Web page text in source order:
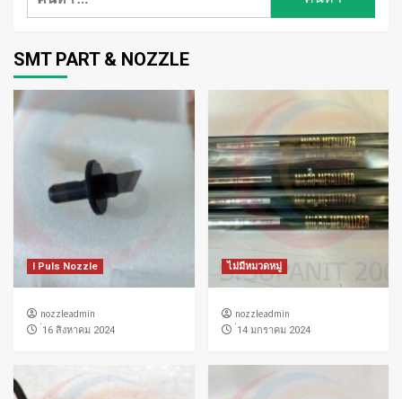
SMT PART & NOZZLE
I Puls Nozzle
nozzleadmin
่16 สิงหาคม 2024
ไม่มีหมวดหมู่
nozzleadmin
่14 มกราคม 2024